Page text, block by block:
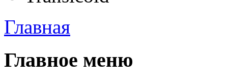
Главная
Главное меню